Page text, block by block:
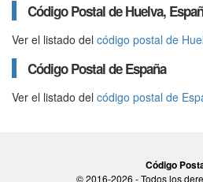
Código Postal de Huelva,
Ver el listado del código postal de
Código Postal de España
Ver el listado del código postal de
Código
© 2016-2026 - Todos los